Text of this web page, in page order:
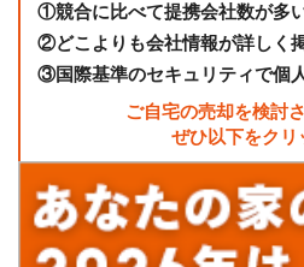
①競合に比べて提携会社数が多
②どこよりも会社情報が詳しく
③国際基準のセキュリティで個
ご自宅の売却を検討
ぜひ以下をク